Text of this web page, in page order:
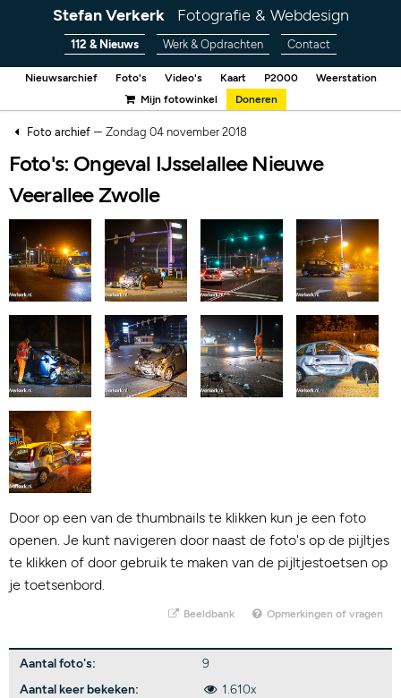
Stefan Verkerk Fotografie & Webdesign
112 & Nieuws Werk & Opdrachten Contact
Nieuwsarchief Foto's Video's Kaart P2000
Weerstation
Mijn fotowinkel
Doneren
Foto archief– Zondag 04 november 2018
Foto's: Ongeval IJsselallee Nieuwe
Veerallee Zwolle
Door op een van de thumbnails te klikken kun je een foto
openen. Je kunt navigeren door naast de foto's op de pijltjes
te klikken of door gebruik te maken van de pijltjestoetsen op
je toetsenbord.
Beeldbank Opmerkingen of vragen
Aantal foto's:
9
Aantal keer bekeken:
1.610x